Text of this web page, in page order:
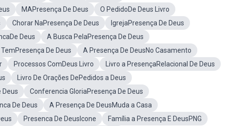
MAPresença De Deus
O PedidoDe Deus Livro
Chorar NaPresença De Deus
IgrejaPresença De Deus
Deus
A Busca PelaPresença De Deus
De Deus
A Presença De DeusNo Casamento
Processos ComDeus Livro
Livro a PresençaRelacional De Deus
Livro De Orações DePedidos a Deus
Deus
Conferencia GloriaPresença De Deus
De Deus
A Presença De DeusMuda a Casa
Presenca De DeusIcone
Família a Presença E DeusPNG